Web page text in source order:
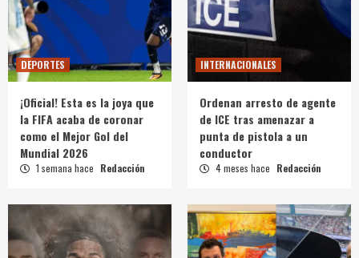
DEPORTES
¡Oficial! Esta es la joya que
la FIFA acaba de coronar
como el Mejor Gol del
Mundial 2026
1 semana hace Redacción
INTERNACIONALES
Ordenan arresto de agente
de ICE tras amenazar a
punta de pistola a un
conductor
4 meses hace Redacción